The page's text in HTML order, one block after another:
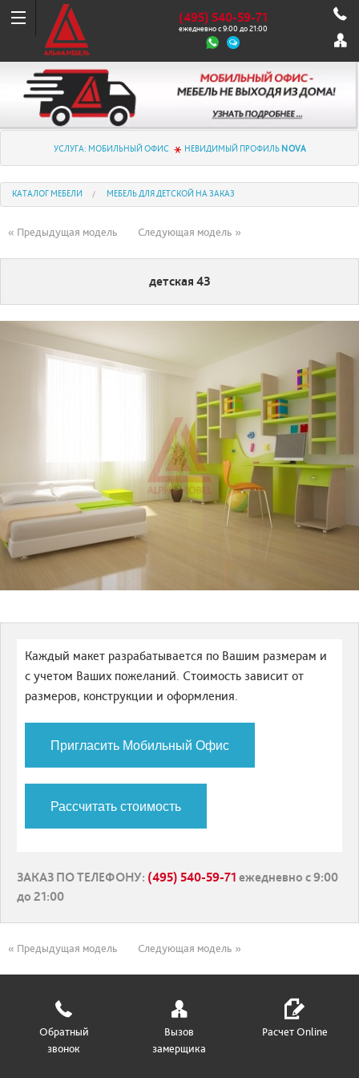
(495) 540-59-71
ежедневно с 9:00 до 21:00
УСЛУГА: МОБИЛЬНЫЙ ОФИС НЕВИДИМЫЙ ПРОФИЛЬ NOVA
КАТАЛОГ МЕБЕЛИ МЕБЕЛЬ ДЛЯ ДЕТСКОЙ НА ЗАКАЗ
« Предыдущая модель Следующая модель »
детская 43
Каждый макет разрабатывается по Вашим размерам и
с учетом Ваших пожеланий. Стоимость зависит от
размеров, конструкции и оформления.
Пригласить Мобильный Офис
Рассчитать стоимость
ЗАКАЗ ПО ТЕЛЕФОНУ: (495) 540-59-71 ежедневно с 9:00
до 21:00
« Предыдущая модель Следующая модель »
Обратный
звонок
Вызов
замерщика
Расчет Online